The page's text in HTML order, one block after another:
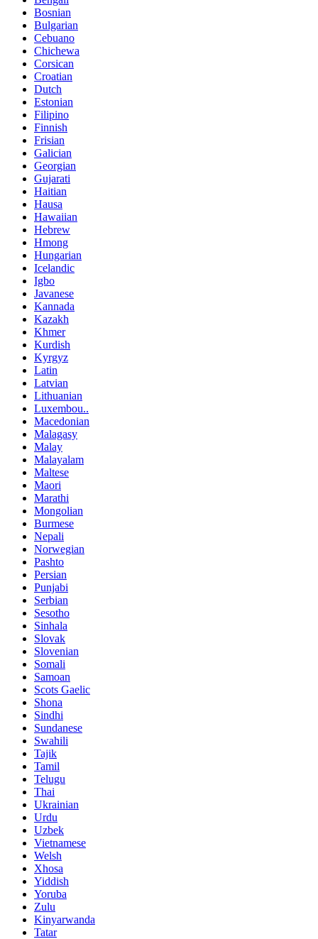
Bosnian
Bulgarian
Cebuano
Chichewa
Corsican
Croatian
Dutch
Estonian
Filipino
Finnish
Frisian
Galician
Georgian
Gujarati
Haitian
Hausa
Hawaiian
Hebrew
Hmong
Hungarian
Icelandic
Igbo
Javanese
Kannada
Kazakh
Khmer
Kurdish
Kyrgyz
Latin
Latvian
Lithuanian
Luxembou..
Macedonian
Malagasy
Malay
Malayalam
Maltese
Maori
Marathi
Mongolian
Burmese
Nepali
Norwegian
Pashto
Persian
Punjabi
Serbian
Sesotho
Sinhala
Slovak
Slovenian
Somali
Samoan
Scots Gaelic
Shona
Sindhi
Sundanese
Swahili
Tajik
Tamil
Telugu
Thai
Ukrainian
Urdu
Uzbek
Vietnamese
Welsh
Xhosa
Yiddish
Yoruba
Zulu
Kinyarwanda
Tatar